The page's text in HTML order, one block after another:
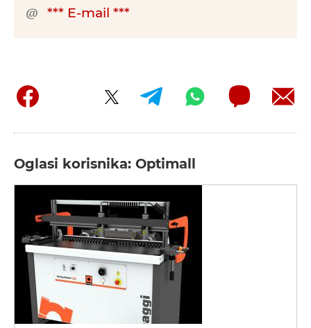
*** E-mail ***
Oglasi korisnika: Optimall